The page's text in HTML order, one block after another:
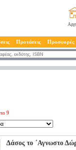
Προτάσεις Προσφορές
9
Δάσος το ΄Αγνωστο